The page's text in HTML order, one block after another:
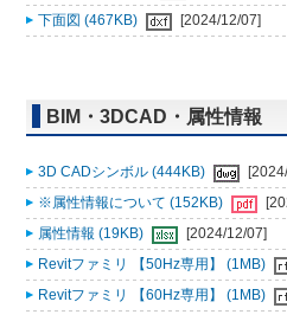
下面図 (467KB)
[2024/12/07]
BIM・3DCAD・属性情報
3D CADシンボル (444KB)
※属性情報について (152KB)
属性情報 (19KB)
[2024/12/07]
Revitファミリ 【50Hz専用】 (1MB)
Revitファミリ 【60Hz専用】 (1MB)